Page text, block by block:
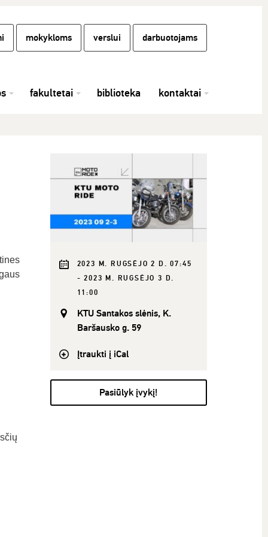
mokykloms verslui darbuotojams
fakultetai biblioteka kontaktai
2023 M. RUGSĖJO 2 D. 07:45
- 2023 M. RUGSĖJO 3 D.
11:00
KTU Santakos slėnis, K.
Baršausko g. 59
Įtraukti į iCal
Pasiūlyk įvykį!